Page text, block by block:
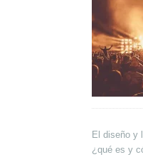
El diseño y
¿qué es y